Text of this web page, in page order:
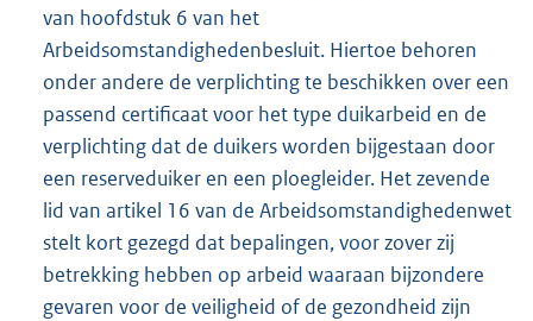
van hoofdstuk 6 van het
Arbeidsomstandighedenbesluit. Hiertoe behoren
onder andere de verplichting te beschikken over een
passend certificaat voor het type duikarbeid en de
verplichting dat de duikers worden bijgestaan door
een reserveduiker en een ploegleider. Het zevende
lid van artikel 16 van de Arbeidsomstandighedenwet
stelt kort gezegd dat bepalingen, voor zover zij
betrekking hebben op arbeid waaraan bijzondere
gevaren voor de veiligheid of de gezondheid zijn